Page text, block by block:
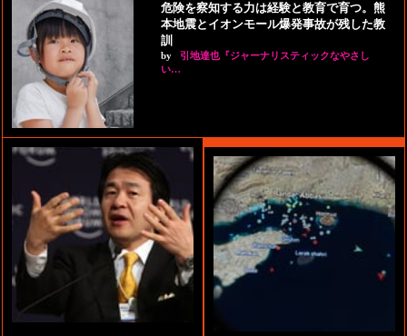
危険を察知する力は経験と教育で育つ。熊
本地震とイオンモール爆発事故が残した教
訓
by
引地達也『ジャーナリスティックなやさし
い…